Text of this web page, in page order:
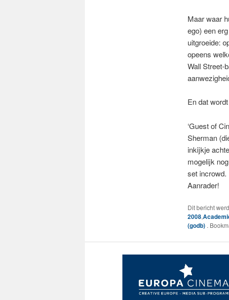
Maar waar
ego) een
uitgroeide:
opeens
Wall Street-
En dat
‘Guest of
Sherman
inkijkje
mogelijk
set incrowd.
Aanrader!
Dit bericht
2008,
(godb) .